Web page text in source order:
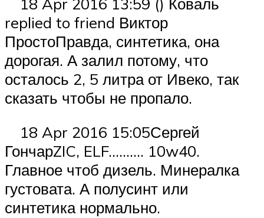
18 Apr 2016 13:59 () Коваль
replied to friend Виктор
ПростоПравда, синтетика, она
дорогая. А залил потому, что
осталось 2, 5 литра от Ивеко, так
сказать чтобы не пропало.
18 Apr 2016 15:05Сергей
ГончарZIC, ELF………. 10w40.
Главное чтоб дизель. Минералка
густовата. А полусинт или
синтетика нормально.